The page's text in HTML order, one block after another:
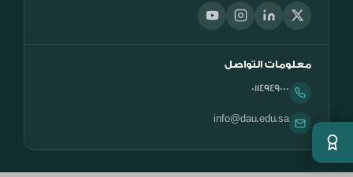
معلومات التواصل
0114949000
info@dau.edu.sa